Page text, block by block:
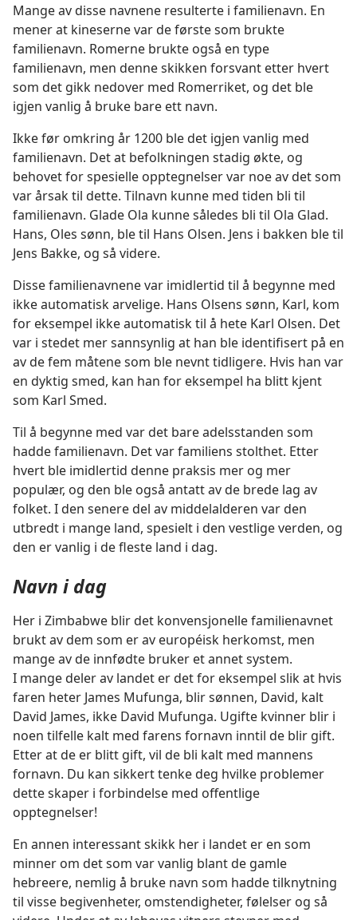
Mange av disse navnene resulterte i familienavn. En
mener at kineserne var de første som brukte
familienavn. Romerne brukte også en type
familienavn, men denne skikken forsvant etter hvert
som det gikk nedover med Romerriket, og det ble
igjen vanlig å bruke bare ett navn.
Ikke før omkring år 1200 ble det igjen vanlig med
familienavn. Det at befolkningen stadig økte, og
behovet for spesielle opptegnelser var noe av det som
var årsak til dette. Tilnavn kunne med tiden bli til
familienavn. Glade Ola kunne således bli til Ola Glad.
Hans, Oles sønn, ble til Hans Olsen. Jens i bakken ble til
Jens Bakke, og så videre.
Disse familienavnene var imidlertid til å begynne med
ikke automatisk arvelige. Hans Olsens sønn, Karl, kom
for eksempel ikke automatisk til å hete Karl Olsen. Det
var i stedet mer sannsynlig at han ble identifisert på en
av de fem måtene som ble nevnt tidligere. Hvis han var
en dyktig smed, kan han for eksempel ha blitt kjent
som Karl Smed.
Til å begynne med var det bare adelsstanden som
hadde familienavn. Det var familiens stolthet. Etter
hvert ble imidlertid denne praksis mer og mer
populær, og den ble også antatt av de brede lag av
folket. I den senere del av middelalderen var den
utbredt i mange land, spesielt i den vestlige verden, og
den er vanlig i de fleste land i dag.
Navn i dag
Her i Zimbabwe blir det konvensjonelle familienavnet
brukt av dem som er av européisk herkomst, men
mange av de innfødte bruker et annet system.
I mange deler av landet er det for eksempel slik at hvis
faren heter James Mufunga, blir sønnen, David, kalt
David James, ikke David Mufunga. Ugifte kvinner blir i
noen tilfelle kalt med farens fornavn inntil de blir gift.
Etter at de er blitt gift, vil de bli kalt med mannens
fornavn. Du kan sikkert tenke deg hvilke problemer
dette skaper i forbindelse med offentlige
opptegnelser!
En annen interessant skikk her i landet er en som
minner om det som var vanlig blant de gamle
hebreere, nemlig å bruke navn som hadde tilknytning
til visse begivenheter, omstendigheter, følelser og så